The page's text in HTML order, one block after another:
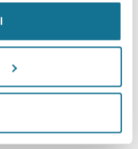
hebben gezien.*
ondergaan tussen mei